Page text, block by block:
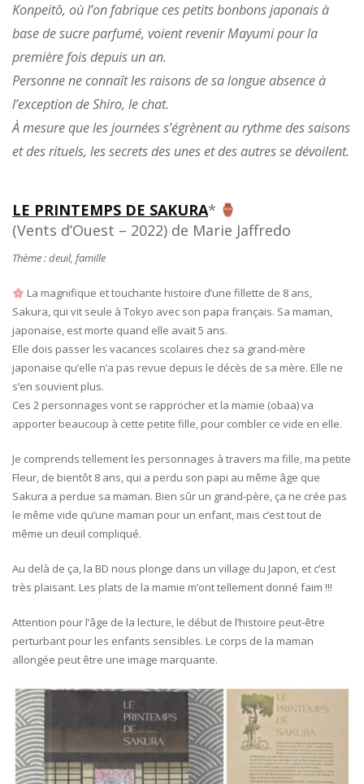
Konpeitô, où l’on fabrique ces petits bonbons japonais à
base de sucre parfumé, voient revenir Mayumi pour la
première fois depuis un an.
Personne ne connaît les raisons de sa longue absence à
l’exception de Shiro, le chat.
À mesure que les journées s’égrènent au rythme des saisons
et des rituels, les secrets des unes et des autres se dévoilent.
LE PRINTEMPS DE SAKURA*
(Vents d’Ouest – 2022) de Marie Jaffredo
Thème : deuil, famille
La magnifique et touchante histoire d’une fillette de 8 ans,
Sakura, qui vit seule à Tokyo avec son papa français. Sa maman,
japonaise, est morte quand elle avait 5 ans.
Elle dois passer les vacances scolaires chez sa grand-mère
japonaise qu’elle n’a pas revue depuis le décès de sa mère. Elle ne
s’en souvient plus.
Ces 2 personnages vont se rapprocher et la mamie (obaa) va
apporter beaucoup à cette petite fille, pour combler ce vide en elle.
Je comprends tellement les personnages à travers ma fille, ma petite
Fleur, de bientôt 8 ans, qui a perdu son papi au même âge que
Sakura a perdue sa maman. Bien sûr un grand-père, ça ne crée pas
le même vide qu’une maman pour un enfant, mais c’est tout de
même un deuil compliqué.
Au delà de ça, la BD nous plonge dans un village du Japon, et c’est
très plaisant. Les plats de la mamie m’ont tellement donné faim !!!
Attention pour l’âge de la lecture, le début de l’histoire peut-être
perturbant pour les enfants sensibles. Le corps de la maman
allongée peut être une image marquante.